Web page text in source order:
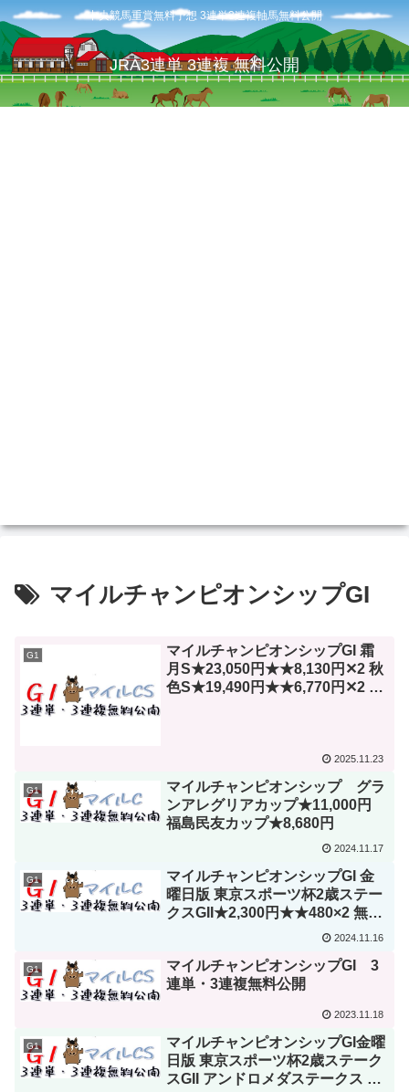
中央競馬重賞無料予想 3連単3連複軸馬無料公開
JRA3連単 3連複 無料公開
マイルチャンピオンシップGI
G1
マイルチャンピオンシップGI 霜
月S★23,050円★★8,130円✕2 秋
色S★19,490円★★6,770円✕2 勝
2025.11.23
G1
マイルチャンピオンシップ グラ
ンアレグリアカップ★11,000円
福島民友カップ★8,680円
2024.11.17
G1
マイルチャンピオンシップGI 金
曜日版 東京スポーツ杯2歳ステー
クスGII★2,300円★★480×2 無料
2024.11.16
G1
マイルチャンピオンシップGI 3
連単・3連複無料公開
2023.11.18
G1
マイルチャンピオンシップGI金曜
日版 東京スポーツ杯2歳ステーク
スGII アンドロメダステークス 3